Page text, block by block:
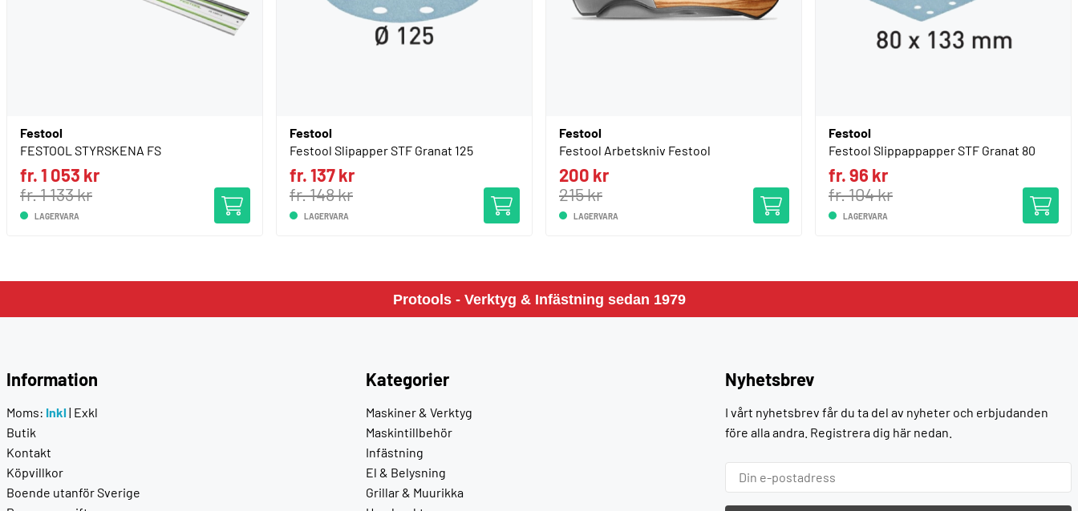
Festool
FESTOOL STYRSKENA FS
fr. 1 053 kr
fr. 1 133 kr
LAGERVARA
Festool
Festool Slipapper STF Granat 125
fr. 137 kr
fr. 148 kr
LAGERVARA
Festool
Festool Arbetskniv Festool
200 kr
215 kr
LAGERVARA
Festool
Festool Slippappapper STF Granat 80
fr. 96 kr
fr. 104 kr
LAGERVARA
Protools - Verktyg & Infästning sedan 1979
Information
Moms: Inkl | Exkl
Butik
Kontakt
Köpvillkor
Boende utanför Sverige
Kategorier
Maskiner & Verktyg
Maskintillbehör
Infästning
El & Belysning
Grillar & Muurikka
Nyhetsbrev
I vårt nyhetsbrev får du ta del av nyheter och erbjudanden
före alla andra. Registrera dig här nedan.